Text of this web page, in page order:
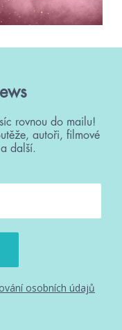
rovnou do mailu!
autoři, filmové
další.
osobních údajů